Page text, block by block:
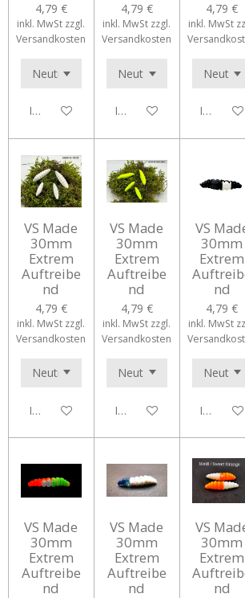
4,79 €
inkl. MwSt zzgl.
Versandkosten
In den Warenkorb
4,79 €
inkl. MwSt zzgl.
Versandkosten
In den Warenkorb
4,79 €
inkl. MwSt
In den
VS Made
30mm
Extrem
Auftreibe
nd
4,79 €
inkl. MwSt zzgl.
Versandkosten
In den Warenkorb
VS Made
30mm
Extrem
Auftreibe
nd
4,79 €
inkl. MwSt zzgl.
Versandkosten
In den Warenkorb
VS
30mm
Extrem
nd
4,79 €
inkl. MwSt
In den
VS Made
30mm
Extrem
Auftreibe
nd
VS Made
30mm
Extrem
Auftreibe
nd
VS
30mm
Extrem
nd